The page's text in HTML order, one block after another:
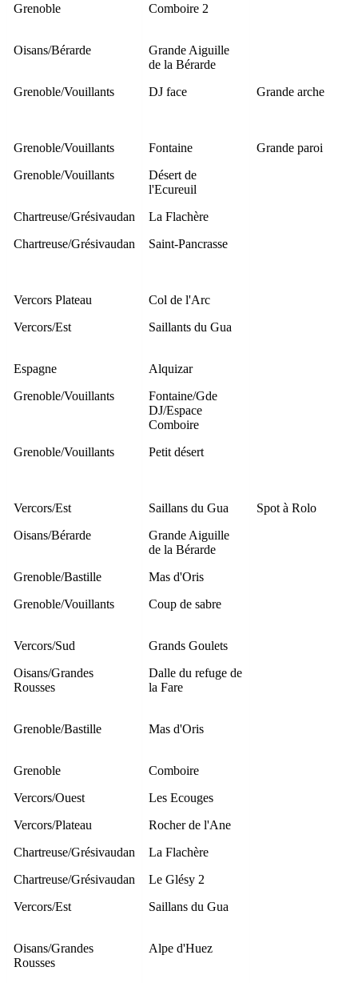
Grenoble Comboire 2
Oisans/Bérarde
Grande Aiguille
de la Bérarde
Grenoble/Vouillants
DJ face Grande arche
Grenoble/Vouillants Fontaine
Grande paroi
Grenoble/Vouillants
Désert de
l'Ecureuil
Chartreuse/Grésivaudan
La Flachère
Chartreuse/Grésivaudan
Saint-Pancrasse
Vercors Plateau
Col de l'Arc
Vercors/Est
Saillants du Gua
Espagne
Alquizar
Grenoble/Vouillants
Fontaine/Gde
DJ/Espace
Comboire
Grenoble/Vouillants
Petit désert
Vercors/Est Saillans du Gua
Spot à Rolo
Oisans/Bérarde
Grande Aiguille
de la Bérarde
Grenoble/Bastille
Mas d'Oris
Grenoble/Vouillants
Coup de sabre
Vercors/Sud
Grands Goulets
Oisans/Grandes
Rousses
Dalle du refuge de
la Fare
Grenoble/Bastille Mas d'Oris
Grenoble
Comboire
Vercors/Ouest
Les Ecouges
Vercors/Plateau
Rocher de l'Ane
Chartreuse/Grésivaudan
La Flachère
Chartreuse/Grésivaudan
Le Glésy 2
Vercors/Est
Saillans du Gua
Oisans/Grandes
Rousses
Alpe d'Huez